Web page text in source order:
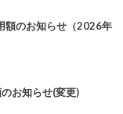
額のお知らせ（2026年
お知らせ(変更)